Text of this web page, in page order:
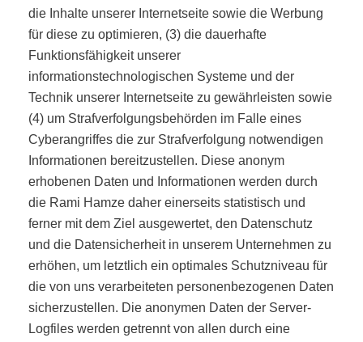
die Inhalte unserer Internetseite sowie die Werbung
für diese zu optimieren, (3) die dauerhafte
Funktionsfähigkeit unserer
informationstechnologischen Systeme und der
Technik unserer Internetseite zu gewährleisten sowie
(4) um Strafverfolgungsbehörden im Falle eines
Cyberangriffes die zur Strafverfolgung notwendigen
Informationen bereitzustellen. Diese anonym
erhobenen Daten und Informationen werden durch
die Rami Hamze daher einerseits statistisch und
ferner mit dem Ziel ausgewertet, den Datenschutz
und die Datensicherheit in unserem Unternehmen zu
erhöhen, um letztlich ein optimales Schutzniveau für
die von uns verarbeiteten personenbezogenen Daten
sicherzustellen. Die anonymen Daten der Server-
Logfiles werden getrennt von allen durch eine